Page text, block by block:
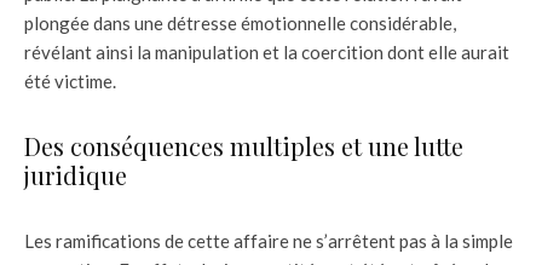
plongée dans une détresse émotionnelle considérable,
révélant ainsi la manipulation et la coercition dont elle aurait
été victime.
Des conséquences multiples et une lutte
juridique
Les ramifications de cette affaire ne s’arrêtent pas à la simple